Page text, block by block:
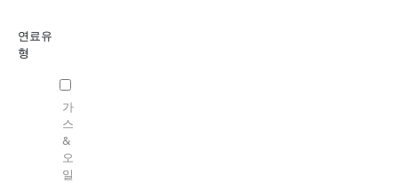
연료유
형
가
스
&
오
일